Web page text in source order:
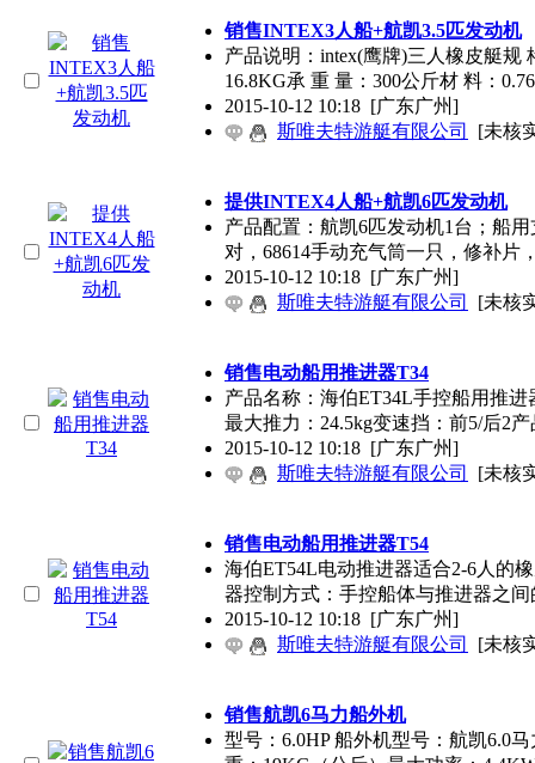
销售INTEX3人船+航凯3.5匹发动机
产品说明：intex(鹰牌)三人橡皮艇规
16.8KG承 重 量：300公斤材 料：
2015-10-12 10:18 [广东广州]
斯唯夫特游艇有限公司
[未核
提供INTEX4人船+航凯6匹发动机
产品配置：航凯6匹发动机1台；船
对，68614手动充气筒一只，修补片
2015-10-12 10:18 [广东广州]
斯唯夫特游艇有限公司
[未核
销售电动船用推进器T34
产品名称：海伯ET34L手控船用推
最大推力：24.5kg变速挡：前5/后2
2015-10-12 10:18 [广东广州]
斯唯夫特游艇有限公司
[未核
销售电动船用推进器T54
海伯ET54L电动推进器适合2-6人的
器控制方式：手控船体与推进器之间
2015-10-12 10:18 [广东广州]
斯唯夫特游艇有限公司
[未核
销售航凯6马力船外机
型号：6.0HP 船外机型号：航凯6.0